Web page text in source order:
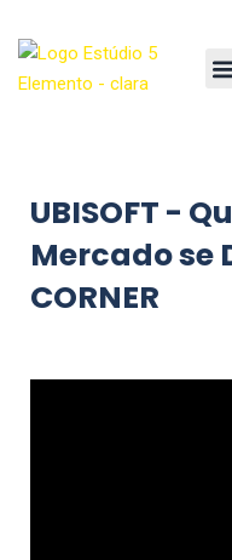
UBISOFT -
Mercado se
CORNER